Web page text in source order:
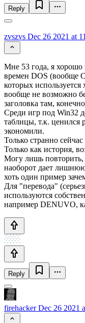
Reply
zvszvs Dec 26 2021 at
Мне 53 года, я
времен DOS (вообще
которых используется
вообще не возможно
заголовка там,
Среди игр под Win32
таблицы, т.к. ценился
экономили.
Только странно
Только как история,
Могу лишь повторить,
наоборот дает
хоть один пример
Для "перевода"
используются
например DENUVO,
Reply
firehackerDec 26 2021